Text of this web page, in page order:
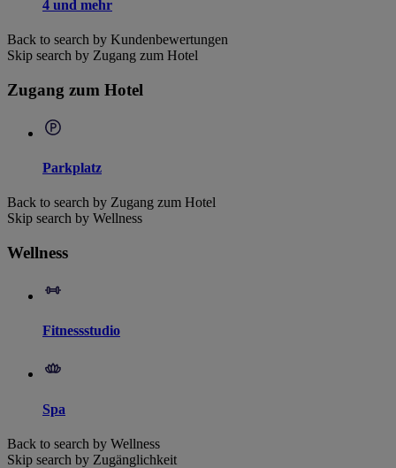
4 und mehr
Back to search by Kundenbewertungen
Skip search by Zugang zum Hotel
Zugang zum Hotel
Parkplatz
Back to search by Zugang zum Hotel
Skip search by Wellness
Wellness
Fitnessstudio
Spa
Back to search by Wellness
Skip search by Zugänglichkeit